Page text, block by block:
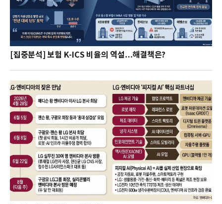
[집중분석] 보험 K-ICS 비율의 역설…해결책은?